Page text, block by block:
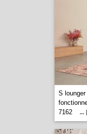
S lounger
7162
...